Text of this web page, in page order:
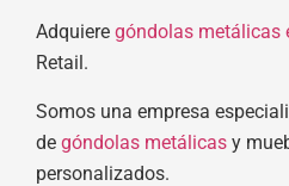
Adquiere góndolas metálicas
Retail.
Somos una empresa
de góndolas metálicas y
personalizados.